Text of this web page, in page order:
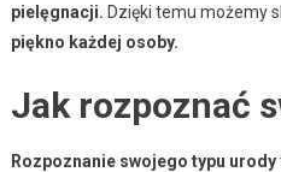
pielęgnacji. Dzięki temu możemy
piękno każdej osoby.
Jak rozpoznać
Rozpoznanie swojego typu urody